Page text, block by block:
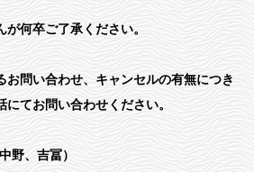
何卒ご了承ください。
お問い合わせ、キャンセルの有無につき
てお問い合わせください。
野、吉冨）